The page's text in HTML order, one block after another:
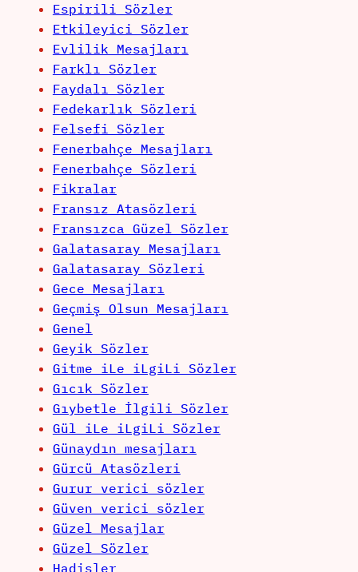
Espirili Sözler
Etkileyici Sözler
Evlilik Mesajları
Farklı Sözler
Faydalı Sözler
Fedekarlık Sözleri
Felsefi Sözler
Fenerbahçe Mesajları
Fenerbahçe Sözleri
Fikralar
Fransız Atasözleri
Fransızca Güzel Sözler
Galatasaray Mesajları
Galatasaray Sözleri
Gece Mesajları
Geçmiş Olsun Mesajları
Genel
Geyik Sözler
Gitme iLe iLgiLi Sözler
Gıcık Sözler
Gıybetle İlgili Sözler
Gül iLe iLgiLi Sözler
Günaydın mesajları
Gürcü Atasözleri
Gurur verici sözler
Güven verici sözler
Güzel Mesajlar
Güzel Sözler
Hadisler